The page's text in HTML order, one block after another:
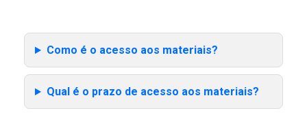
Como é o acesso aos materiais?
Qual é o prazo de acesso aos materiais?